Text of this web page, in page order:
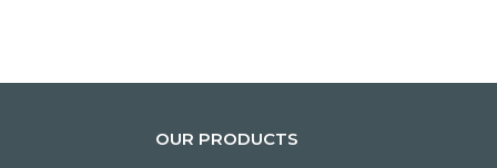
OUR PRODUCTS